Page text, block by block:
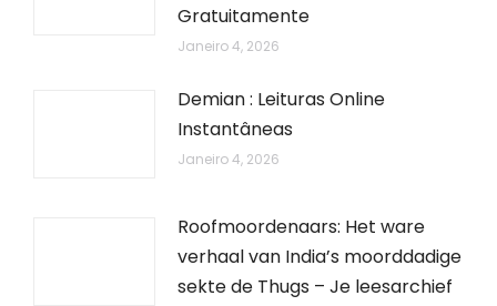
Gratuitamente
Janeiro 4, 2026
Demian : Leituras Online
Instantâneas
Janeiro 4, 2026
Roofmoordenaars: Het ware
verhaal van India’s moorddadige
sekte de Thugs – Je leesarchief